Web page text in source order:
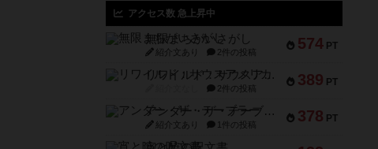
アクセス数 急上昇中
574 PT
無限まちがいさがし
紹介文あり 2件の投稿
389 PT
リワイルド：サウスアメリカ
2件の投稿
378 PT
アンダー・ザ・テーブラー
紹介文あり 1件の投稿